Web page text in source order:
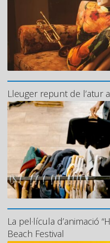
Lleuger repunt de l’atur
La pel·lícula d’animació
Beach Festival